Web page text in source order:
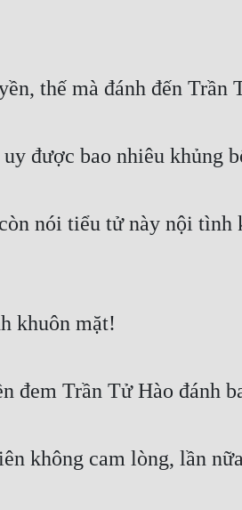
thế mà đánh đến
được bao nhiêu khủng
nói tiểu tử này nội tình
khuôn mặt!
đem Trần Tử Hào đánh
không cam lòng, lần